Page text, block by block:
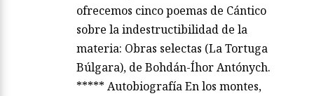
ofrecemos cinco poemas de Cántico
sobre la indestructibilidad de la
materia: Obras selectas (La Tortuga
Búlgara), de Bohdán-Íhor Antónych.
***** Autobiografía En los montes,